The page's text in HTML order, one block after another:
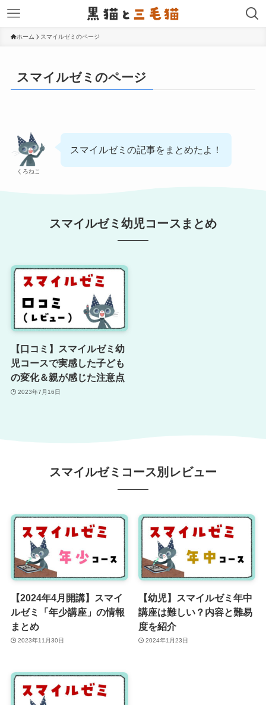
ホーム スマイルゼミのページ
スマイルゼミのページ
くろねこ
スマイルゼミの記事をまとめたよ！
スマイルゼミ幼児コースまとめ
【口コミ】スマイルゼミ幼
児コースで実感した子ども
の変化＆親が感じた注意点
2023年7月16日
スマイルゼミコース別レビュー
【2024年4月開講】スマイ
ルゼミ「年少講座」の情報
まとめ
2023年11月30日
【幼児】スマイルゼミ年中
講座は難しい？内容と難易
度を紹介
2024年1月23日